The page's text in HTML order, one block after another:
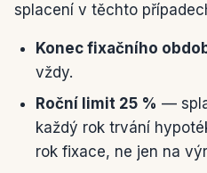
splacení v těchto
Konec fixačního
vždy.
Roční limit 25 % —
každý rok trvání
rok fixace, ne jen na